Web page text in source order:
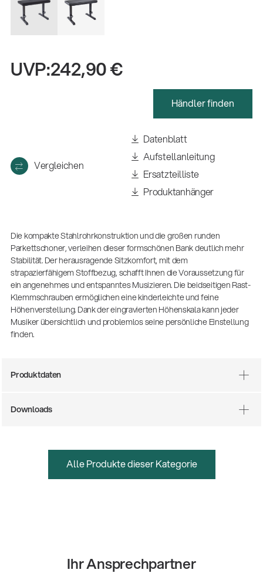
Zerspanungsmechaniker:in Ausbildung
(E-Paper)
UVP:242,90 €
Händler finden
Vergleichen
Datenblatt
Aufstellanleitung
Ersatzteilliste
Produktanhänger
Die kompakte Stahlrohrkonstruktion und die großen runden
Parkettschoner, verleihen dieser formschönen Bank deutlich mehr
Stabilität. Der herausragende Sitzkomfort, mit dem
strapazierfähigem Stoffbezug, schafft Ihnen die Voraussetzung für
ein angenehmes und entspanntes Musizieren. Die beidseitigen Rast-
Klemmschrauben ermöglichen eine kinderleichte und feine
Höhenverstellung. Dank der eingravierten Höhenskala kann jeder
Musiker übersichtlich und problemlos seine persönliche Einstellung
finden.
Produktdaten
Downloads
Alle Produkte dieser Kategorie
Ihr Ansprechpartner